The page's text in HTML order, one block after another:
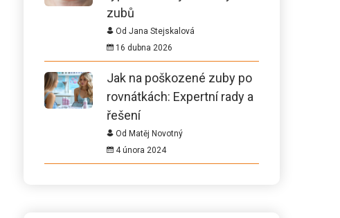
zubů
Od Jana Stejskalová
16 dubna 2026
Jak na poškozené zuby po
rovnátkách: Expertní rady a
řešení
Od Matěj Novotný
4 února 2024